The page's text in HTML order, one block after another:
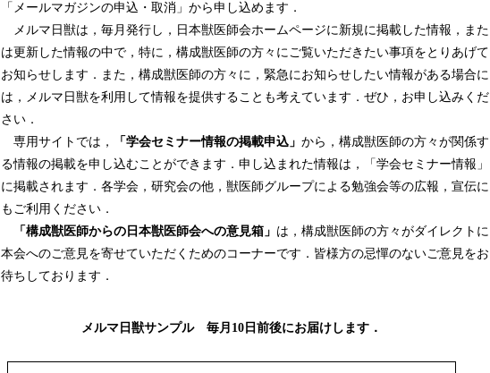
「メールマガジンの申込・取消」から申し込めます．
メルマ日獣は，毎月発行し，日本獣医師会ホームページに新規に掲載した情報，また
は更新した情報の中で，特に，構成獣医師の方々にご覧いただきたい事項をとりあげて
お知らせします．また，構成獣医師の方々に，緊急にお知らせしたい情報がある場合に
は，メルマ日獣を利用して情報を提供することも考えています．ぜひ，お申し込みくだ
さい．
専用サイトでは，
「学会セミナー情報の掲載申込」 から，構成獣医師の方々が関係す
る情報の掲載を申し込むことができます．申し込まれた情報は，「学会セミナー情報」
に掲載されます．各学会，研究会の他，獣医師グループによる勉強会等の広報，宣伝に
もご利用ください．
「構成獣医師からの日本獣医師会への意見箱」 は，構成獣医師の方々がダイレクトに
本会へのご意見を寄せていただくためのコーナーです．皆様方の忌憚のないご意見をお
待ちしております．
メルマ日獣サンプル 毎月10日前後にお届けします．